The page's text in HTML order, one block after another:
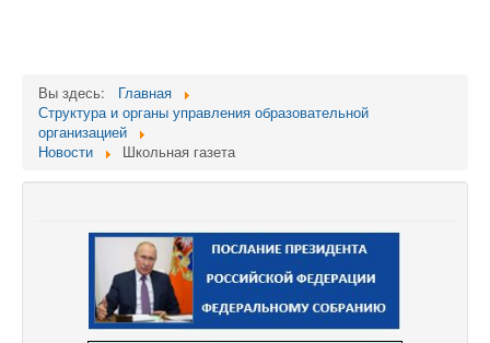
Вы здесь:
Главная
Структура и органы управления образовательной
организацией
Новости
Школьная газета